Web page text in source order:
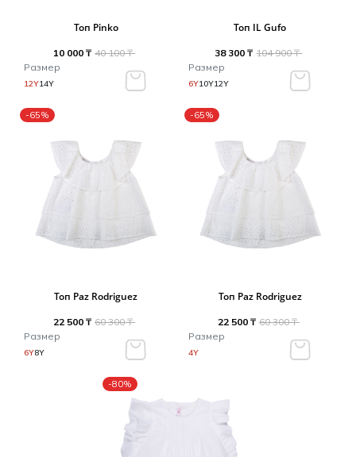
Топ Pinko
10 000 ₸ 40 100 ₸
Размер
12Y14Y
Топ IL Gufo
38 300 ₸ 104 900 ₸
Размер
6Y10Y12Y
-65%
Топ Paz Rodriguez
22 500 ₸ 60 300 ₸
Размер
6Y8Y
-65%
Топ Paz Rodriguez
22 500 ₸ 60 300 ₸
Размер
4Y
-80%